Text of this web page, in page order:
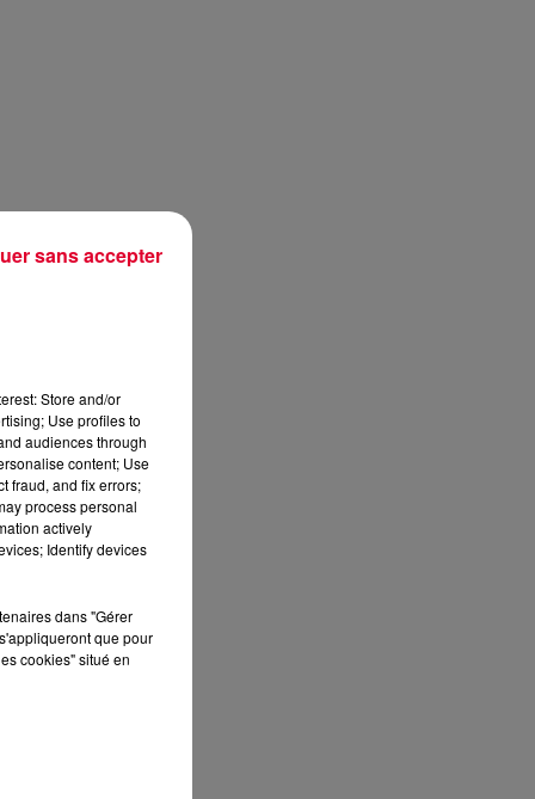
Store and/or
Use profiles to
audiences through
content; Use
fraud, and fix errors;
process personal
actively
Identify devices
dans "Gérer
que pour
cookies" situé en
sans accepter